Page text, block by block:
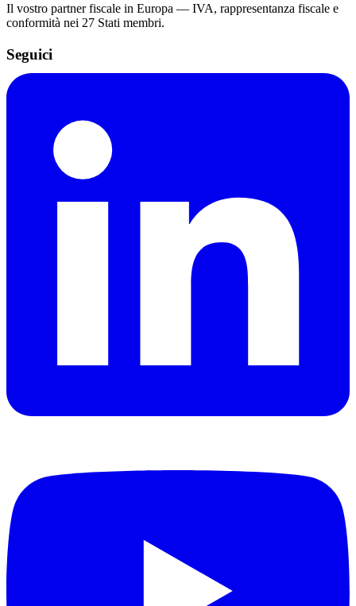
Il vostro partner fiscale in Europa — IVA, rappresentanza fiscale e
conformità nei 27 Stati membri.
Seguici